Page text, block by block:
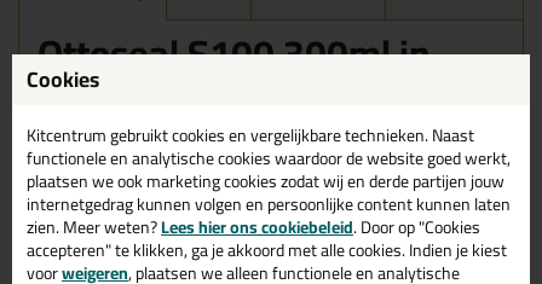
Ottoseal S100 300ml in
Whisperblauw C92 (NIET
MEER BESCHIKBAAR)
Zoek je kit in een specifieke kleur? Gevonden! Deze sanitairkit
Ottoseal S100 300ml in de kleur Whisperblauw C92 (NIET MEER
BESCHIKBAAR) is te gebruiken voor verschillende toepassingen.
Een duurzame en veelzijdige kit welke makkelijk te verwerken is.
Perfect als je een bijpassende kleur zoekt met gegarandeerd een
topresultaat. Bestel de Ottoseal S100 300ml in kleur
Whisperblauw C92 (NIET MEER BESCHIKBAAR) vandaag nog! Op
Cookies
Kitcentrum gebruikt cookies en vergelijkbare technieken. Naast
functionele en analytische cookies waardoor de website goed werkt,
plaatsen we ook marketing cookies zodat wij en derde partijen jouw
internetgedrag kunnen volgen en persoonlijke content kunnen laten
zien. Meer weten?Lees hier ons cookiebeleid. Door op "Cookies
accepteren" te klikken, ga je akkoord met alle cookies. Indien je kiest
voorweigeren, plaatsen we alleen functionele en analytische